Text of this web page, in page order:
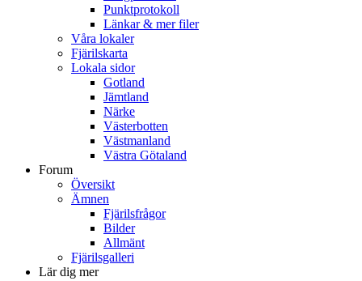
Punktprotokoll
Länkar & mer filer
Våra lokaler
Fjärilskarta
Lokala sidor
Gotland
Jämtland
Närke
Västerbotten
Västmanland
Västra Götaland
Forum
Översikt
Ämnen
Fjärilsfrågor
Bilder
Allmänt
Fjärilsgalleri
Lär dig mer